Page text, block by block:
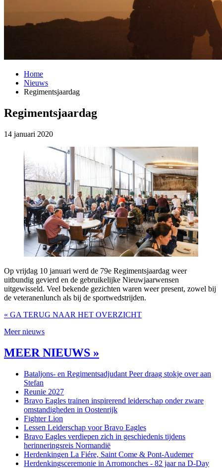
Home
Nieuws
Regimentsjaardag
Regimentsjaardag
14 januari 2020
Op vrijdag 10 januari werd de 79e Regimentsjaardag weer
uitbundig gevierd en de gebruikelijke Nieuwjaarwensen
uitgewisseld. Veel bekende gezichten waren weer present, zowel bij
de veteranenlunch als bij de sportwedstrijden.
« GA TERUG NAAR HET OVERZICHT
Meer nieuws
MEER NIEUWS »
Bataljons- en Regimentsadjudant Peer draag stokje over aan
Stefan
Reunie 2027
Bravo Eagles trainen inspirerend leiderschap onder zware
omstandigheden in Oostenrijk
Fighter Lion
Lessen Leiderschap voor Bravo Eagles
Bravo Eagles verdiepen zich in geschiedenis tijdens
herinneringsreis Normandië
Herdenkingen La Fiére, Saint Come & Pont-Audemer
Herdenkingsceremonie in Arromonches - 82 jaar na D-Day